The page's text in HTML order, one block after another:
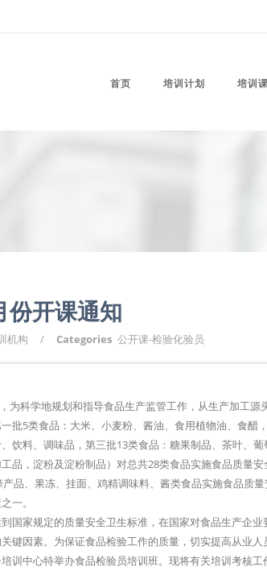
首页 培训计划 培训
份开课通知
机构 / Categories 公开课-检验化验员
为科学地规划和指导食品生产监管工作，从生产加工
批5类食品：大米、小麦粉、酱油、食用植物油、食醋
饮料、调味品，第三批13类食品：糖果制品、茶叶、葡
品，淀粉及淀粉制品）对总共28类食品实施食品质量
品、果冻、挂面、鸡精调味料、酱类食品实施食品质
一。
国家规定的质量安全卫生标准，在国家对食品生产企
键因素。为保证食品检验工作的质量，切实提高从业
训中心特举办食品检验员培训班。现将有关培训考核工